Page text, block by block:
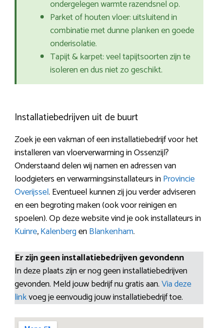
ondergelegen warmte razendsnel op.
Parket of houten vloer: uitsluitend in
combinatie met dunne planken en goede
onderisolatie.
Tapijt & karpet: veel tapijtsoorten zijn te
isoleren en dus niet zo geschikt.
Installatiebedrijven uit de buurt
Zoek je een vakman of een installatiebedrijf voor het
installeren van vloerverwarming in Ossenzijl?
Onderstaand delen wij namen en adressen van
loodgieters en verwarmingsinstallateurs inProvincie
Overijssel. Eventueel kunnen zij jou verder adviseren
en een begroting maken (ook voor reinigen en
spoelen). Op deze website vind je ook installateurs in
Kuinre,KalenbergenBlankenham.
Er zijn geen installatiebedrijven gevondenn
In deze plaats zijn er nog geen installatiebedrijven
gevonden. Meld jouw bedrijf nu gratis aan.Via deze
linkvoeg je eenvoudig jouw installatiebedrijf toe.